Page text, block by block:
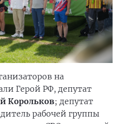
на
Герой РФ, депутат
Корольков; депутат
рабочей группы